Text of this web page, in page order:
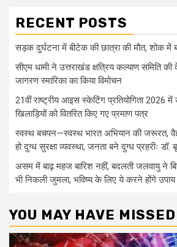
RECENT POSTS
सड़क दुर्घटना में बीटेक की छात्रा की मौत, शोक में
सीएम धामी ने उत्तराखंड क्षत्रिय कल्याण समिति की
जागरण स्मारिका का किया विमोचन
21वीं राष्ट्रीय आइस स्केटिंग प्रतियोगिता 2026
खिलाड़ियों को वितरित किए गए प्रमाण पत्र
स्वस्थ बचपन—स्वस्थ भारत अभियान की जरूरत,
हो दुग्ध सुरक्षा व्यवस्था, जनता बने दुग्ध प्रहरीः डॉ.
असम में बाढ़ महज बारिश नहीं, बदलती जलवायु ने
भी निकली जुमला, भविष्य के लिए ये करने होंगे उपाय
YOU MAY HAVE MISSED